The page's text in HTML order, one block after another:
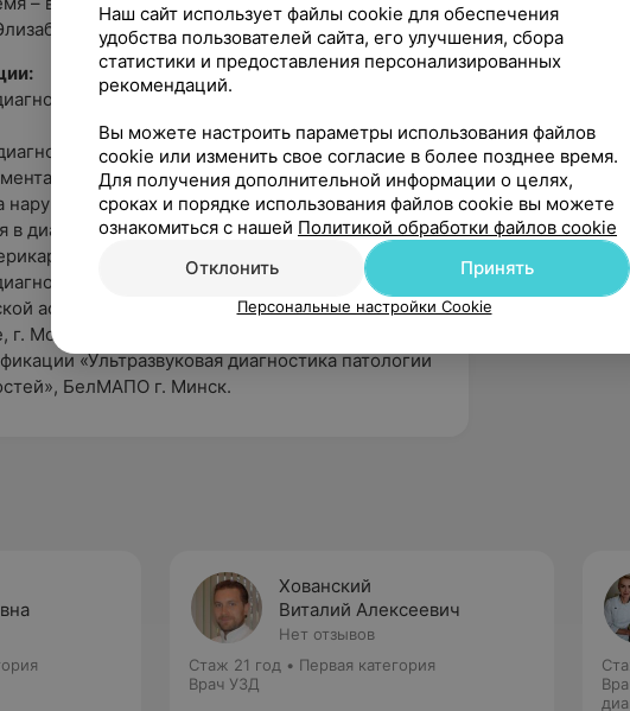
заболеваний сердечно-сосудистой
сердечно-сосудистой системы»;
диагностика в кардиологии»;
нарушений ритма и проводимости»;
в диагностике приобретенных пороков сердца,
заболеваний сердца и сосудов»;
ассоциации специалистов ультразвуковой
Москва;
«Ультразвуковая диагностика патологии
БелМАПО г. Минск.
Хованский
Виталий Алексеевич
Нет отзывов
Стаж 21 год • Первая категория
Врач УЗД
Наш сайт использует файлы cookie для обеспечения
удобства пользователей сайта, его улучшения, сбора
статистики и предоставления персонализированных
рекомендаций.
Вы можете настроить параметры использования файлов
cookie или изменить свое согласие в более позднее время.
Для получения дополнительной информации о целях,
сроках и порядке использования файлов cookie вы можете
ознакомиться с нашей Политикой обработки файлов cookie
Отклонить
Принять
Персональные настройки Cookie